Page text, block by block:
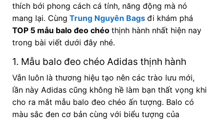
thích bới phong cách cá tính, năng động mà nó
mang lại. Cùng Trung Nguyên Bags đi khám phá
TOP 5 mẫu balo đeo chéo thịnh hành nhất hiện nay
trong bài viết dưới đây nhé.
1. Mẫu balo đeo chéo Adidas thịnh hành
Vẫn luôn là thương hiệu tạo nên các trào lưu mới,
lần này Adidas cũng không hề làm bạn thất vọng khi
cho ra mắt mẫu balo đeo chéo ấn tượng. Balo có
màu sắc đen cơ bản cùng với biểu tượng của